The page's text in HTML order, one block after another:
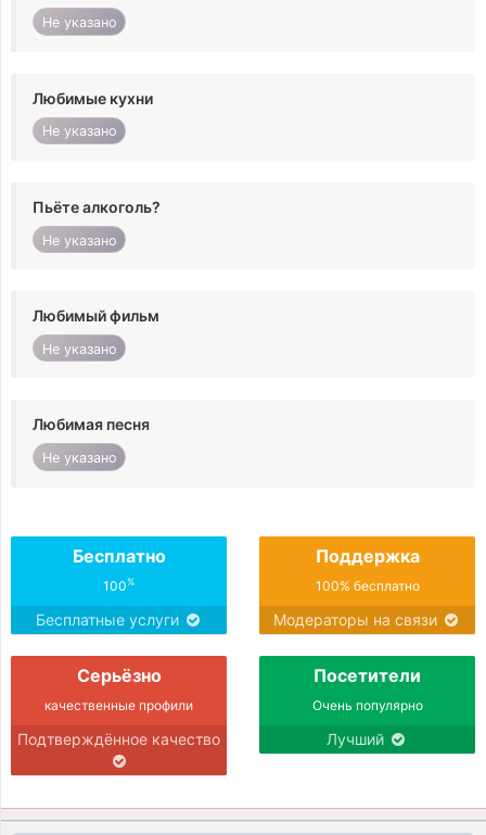
Не указано
Любимые кухни
Не указано
Пьёте алкоголь?
Не указано
Любимый фильм
Не указано
Любимая песня
Не указано
Бесплатно
100%
Бесплатные услуги
Поддержка
100% бесплатно
Модераторы на связи
Серьёзно
качественные профили
Подтверждённое качество
Посетители
Очень популярно
Лучший